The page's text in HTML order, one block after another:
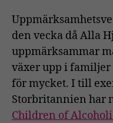
den vecka då Alla
uppmärksammar
växer upp i
för mycket. I till
Storbritannien har
Children of